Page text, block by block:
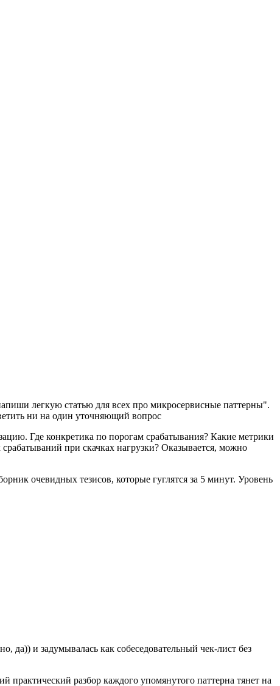
легкую статью для всех про микросервисные паттерны".
ни на один уточняющий вопрос
Где конкретика по порогам срабатывания? Какие метрики
при скачках нагрузки? Оказывается, можно
очевидных тезисов, которые гуглятся за 5 минут. Уровень
да)) и задумывалась как собеседовательный чек-лист без
практический разбор каждого упомянутого паттерна тянет на